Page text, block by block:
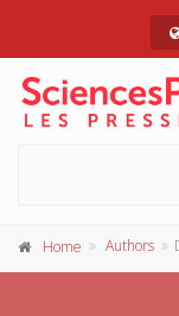
Home Authors